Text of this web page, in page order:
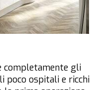
completamente gli
poco ospitali e ricchi